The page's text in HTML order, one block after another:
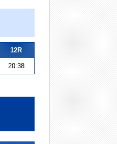
12R
20:38